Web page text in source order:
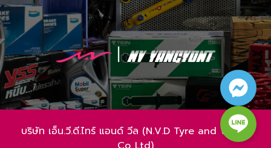
บริษัท เอ็น.วี.ดี.ไทร์ แอนด์ วีล (N.V.D Tyre and Wheel